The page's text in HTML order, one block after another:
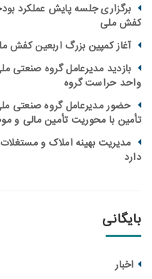
ملی
کمپین بزرگ اربعین کفش ملی در
مدیرعامل گروه صنعتی ملی
حراست گروه
مدیرعامل گروه صنعتی ملی
با محوریت تأمین مالی و
بهینه املاک و مستغلات در